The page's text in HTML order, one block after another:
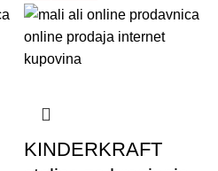
KINDERKRAFT